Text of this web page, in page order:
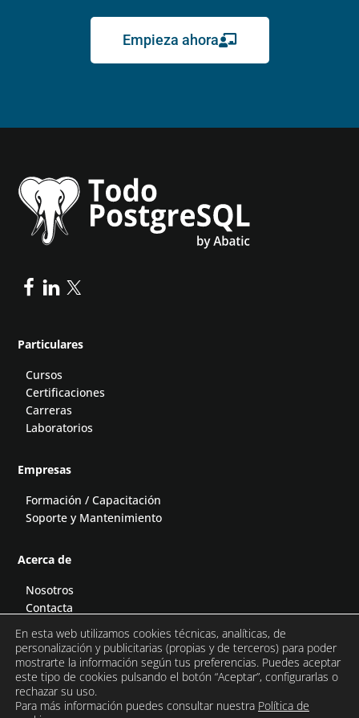
Empieza ahora
Particulares
Cursos
Certificaciones
Carreras
Laboratorios
Empresas
Formación / Capacitación
Soporte y Mantenimiento
Acerca de
Nosotros
Contacta
Podcast
En esta web utilizamos cookies técnicas, analíticas, de
personalización y publicitarias (propias y de terceros) para poder
mostrarte la información según tus preferencias. Puedes aceptar
este tipo de cookies pulsando el botón “Aceptar”, configurarlas o
rechazar su uso.
Para más información puedes consultar nuestra Política de